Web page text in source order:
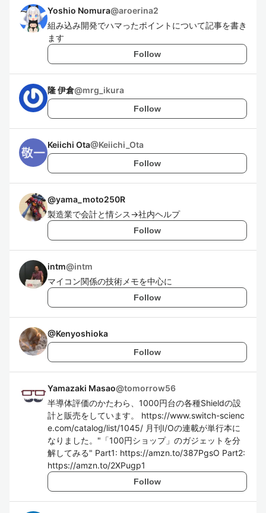
Yoshio Nomura@aroerina2
組み込み開発でハマったポイントについて記事を書き
ます
Follow
隆 伊倉@mrg_ikura
Follow
Keiichi Ota@Keiichi_Ota
Follow
@yama_moto250R
製造業で会計と情シス→社内ヘルプ
Follow
intm@intm
マイコン関係の技術メモを中心に
Follow
@Kenyoshioka
Follow
Yamazaki Masao@tomorrow56
半導体評価のかたわら、1000円台の各種Shieldの設
計と販売をしています。 https://www.switch-scienc
e.com/catalog/list/1045/ 月刊I/Oの連載が単行本に
なりました。"「100円ショップ」のガジェットを分
解してみる" Part1: https://amzn.to/387PgsO Part2:
https://amzn.to/2XPugp1
Follow